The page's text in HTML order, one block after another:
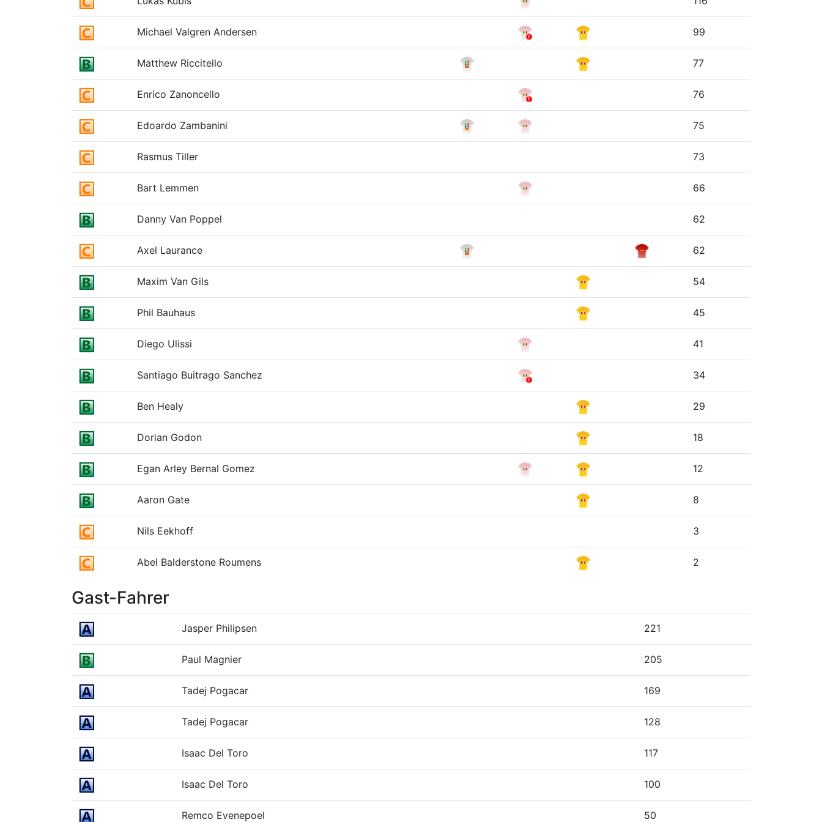
Michael Valgren Andersen 99
Matthew Riccitello 77
Enrico Zanoncello 76
Edoardo Zambanini 75
Rasmus Tiller 73
Bart Lemmen 66
Danny Van Poppel 62
Axel Laurance 62
Maxim Van Gils 54
Phil Bauhaus 45
Diego Ulissi 41
Santiago Buitrago Sanchez 34
Ben Healy 29
Dorian Godon 18
Egan Arley Bernal Gomez 12
Aaron Gate 8
Nils Eekhoff 3
Abel Balderstone Roumens 2
Gast-Fahrer
Jasper Philipsen 221
Paul Magnier 205
Tadej Pogacar 169
Tadej Pogacar 128
Isaac Del Toro 117
Isaac Del Toro 100
Remco Evenepoel 50